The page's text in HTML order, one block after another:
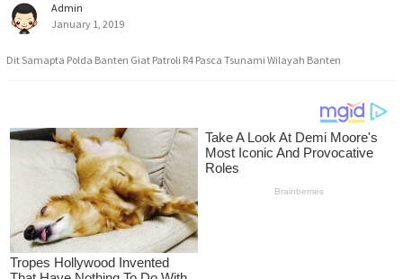
Admin
January 1, 2019
Dit Samapta Polda Banten Giat Patroli R4 Pasca Tsunami Wilayah Banten